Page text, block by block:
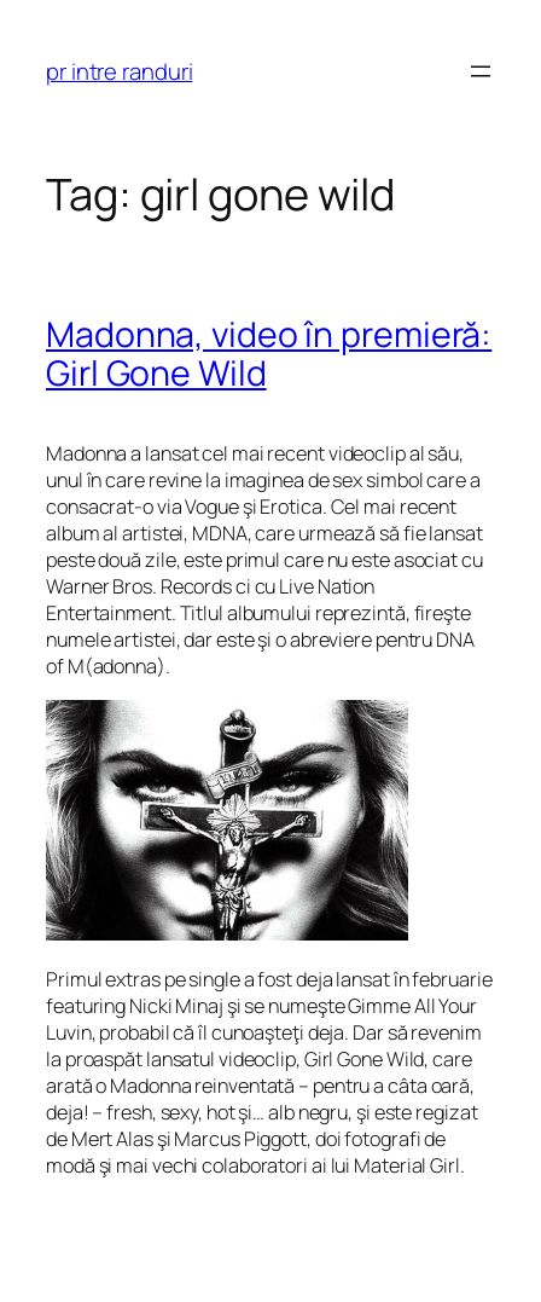
content
pr intre randuri
Tag: girl gone wild
Madonna, video în premieră:
Girl Gone Wild
Madonna a lansat cel mai recent videoclip al său,
unul în care revine la imaginea de sex simbol care a
consacrat-o via Vogue şi Erotica. Cel mai recent
album al artistei, MDNA, care urmează să fie lansat
peste două zile, este primul care nu este asociat cu
Warner Bros. Records ci cu Live Nation
Entertainment. Titlul albumului reprezintă, fireşte
numele artistei, dar este şi o abreviere pentru DNA
of M(adonna).
Primul extras pe single a fost deja lansat în februarie
featuring Nicki Minaj şi se numeşte Gimme All Your
Luvin, probabil că îl cunoaşteţi deja. Dar să revenim
la proaspăt lansatul videoclip, Girl Gone Wild, care
arată o Madonna reinventată – pentru a câta oară,
deja! – fresh, sexy, hot şi… alb negru, şi este regizat
de Mert Alas şi Marcus Piggott, doi fotografi de
modă şi mai vechi colaboratori ai lui Material Girl.